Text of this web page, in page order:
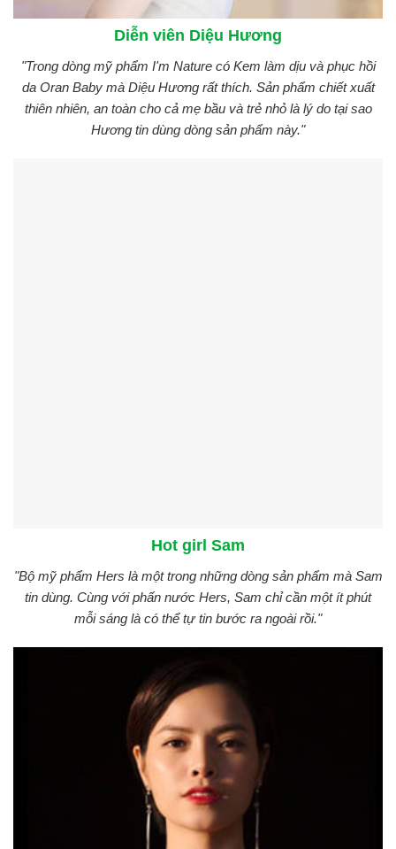
Diễn viên Diệu Hương
"Trong dòng mỹ phẩm I'm Nature có Kem làm dịu và phục hồi
da Oran Baby mà Diệu Hương rất thích. Sản phẩm chiết xuất
thiên nhiên, an toàn cho cả mẹ bầu và trẻ nhỏ là lý do tại sao
Hương tin dùng dòng sản phẩm này."
Hot girl Sam
"Bộ mỹ phẩm Hers là một trong những dòng sản phẩm mà Sam
tin dùng. Cùng với phấn nước Hers, Sam chỉ cần một ít phút
mỗi sáng là có thể tự tin bước ra ngoài rồi."